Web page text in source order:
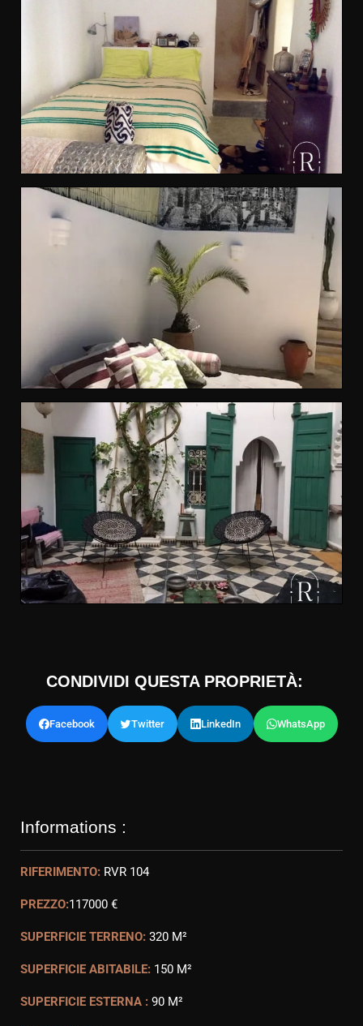
CONDIVIDI QUESTA PROPRIETÀ:
Facebook Twitter LinkedIn WhatsApp
Informations :
RIFERIMENTO: RVR 104
PREZZO:117000 €
SUPERFICIE TERRENO: 320 M²
SUPERFICIE ABITABILE: 150 M²
SUPERFICIE ESTERNA : 90 M²